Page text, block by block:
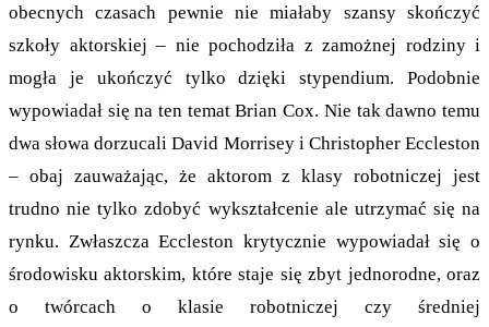
obecnych czasach pewnie nie miałaby szansy skończyć
szkoły aktorskiej – nie pochodziła z zamożnej rodziny i
mogła je ukończyć tylko dzięki stypendium. Podobnie
wypowiadał się na ten temat Brian Cox. Nie tak dawno temu
dwa słowa dorzucali David Morrisey i Christopher Eccleston
– obaj zauważając, że aktorom z klasy robotniczej jest
trudno nie tylko zdobyć wykształcenie ale utrzymać się na
rynku. Zwłaszcza Eccleston krytycznie wypowiadał się o
środowisku aktorskim, które staje się zbyt jednorodne, oraz
o twórcach o klasie robotniczej czy średniej